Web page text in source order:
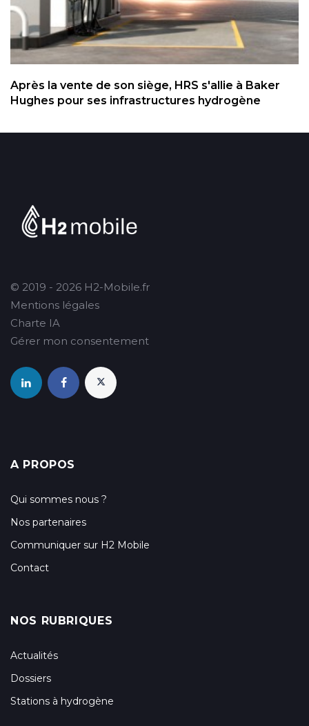
Après la vente de son siège, HRS s'allie à Baker
Hughes pour ses infrastructures hydrogène
© 2019 - 2026 H2-Mobile.fr
Mentions légales
Charte IA
Gérer mon consentement
A PROPOS
Qui sommes nous ?
Nos partenaires
Communiquer sur H2 Mobile
Contact
NOS RUBRIQUES
Actualités
Dossiers
Stations à hydrogène